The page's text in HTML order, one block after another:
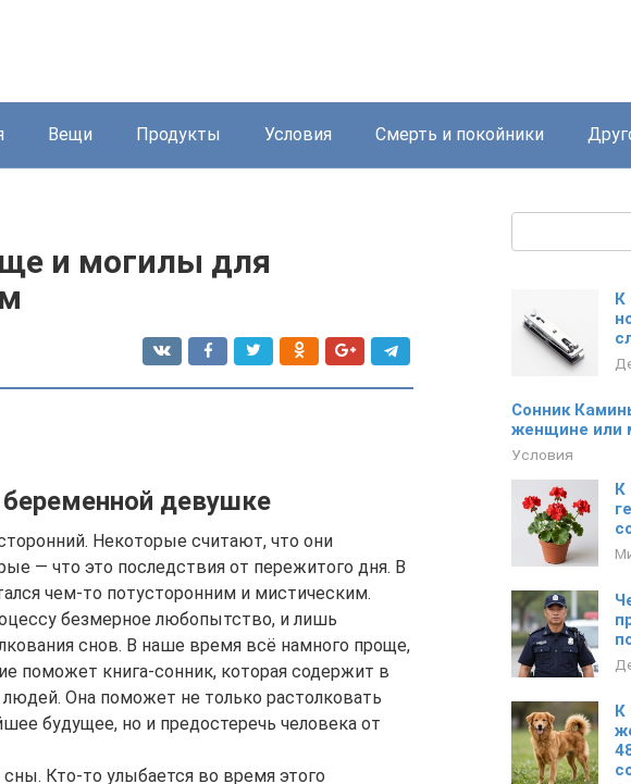
Вещи Продукты Условия Смерть и покойники
и могилы для
девушке
Некоторые считают, что они
— что это последствия от пережитого дня. В
чем-то потусторонним и мистическим.
безмерное любопытство, и лишь
снов. В наше время всё намного проще,
поможет книга-сонник, которая содержит в
Она поможет не только растолковать
будущее, но и предостеречь человека от
Кто-то улыбается во время этого
К
Сонник
женщине или
Условия
К
К